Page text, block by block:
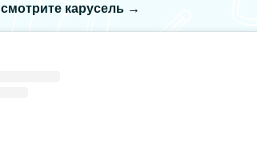
смотрите карусель →